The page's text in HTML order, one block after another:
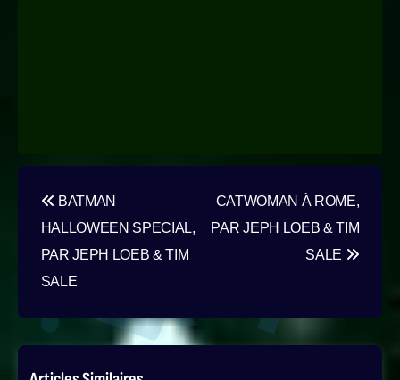
de
l’article
BATMAN
HALLOWEEN SPECIAL,
PAR JEPH LOEB & TIM
SALE
CATWOMAN À ROME,
PAR JEPH LOEB & TIM
SALE